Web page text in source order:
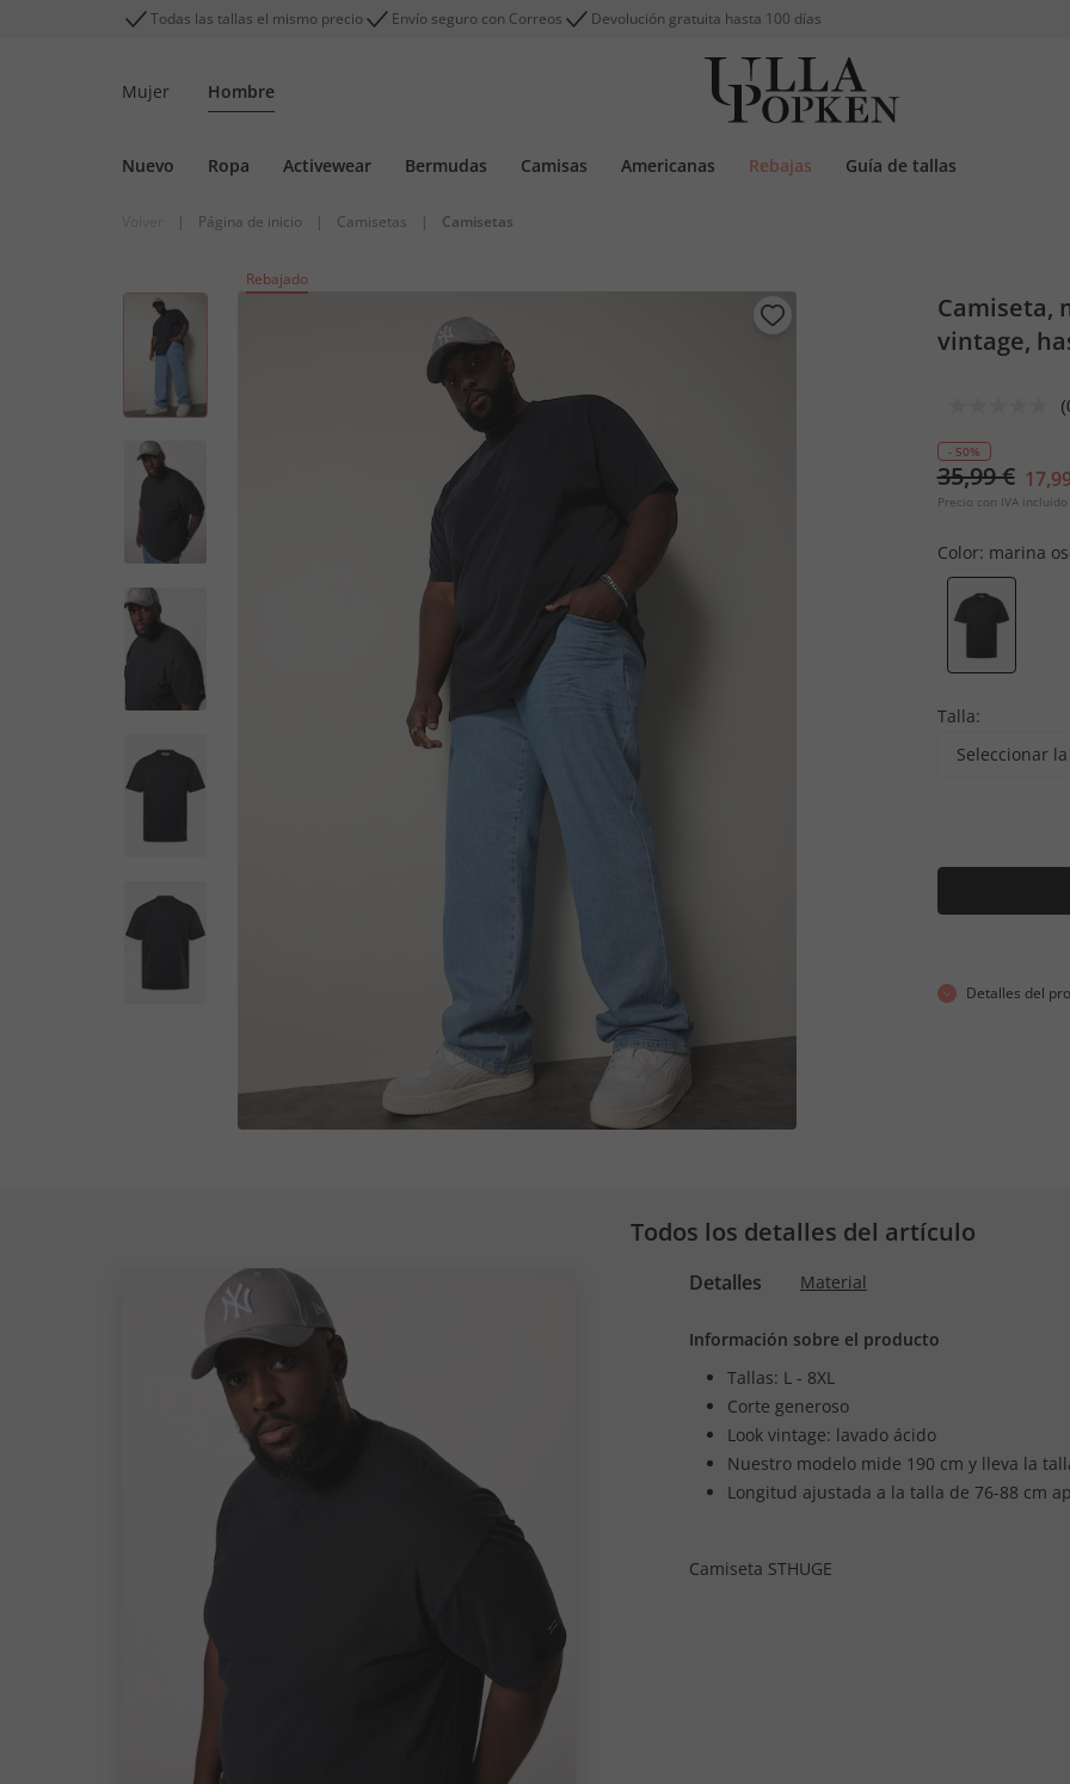
Todas las tallas el mismo precio Envío seguro con Correos Devolución gratuita hasta 100 días
Mujer Hombre
Nuevo Ropa Activewear Bermudas Camisas Americanas Rebajas Guía de tallas
| Página de inicio | Camisetas | Camisetas
Rebajado
Camiseta,
vintage,
- 50%
35,99 €
Precio con IVA incluido
Color: marina
Talla:
Seleccionar
Detalles del
Todos los detalles del artículo
Detalles Material
Información sobre el producto
Tallas: L - 8XL
Corte generoso
Look vintage: lavado ácido
Nuestro modelo mide 190 cm y lleva la
Longitud ajustada a la talla de 76-88 cm
Camiseta STHUGE